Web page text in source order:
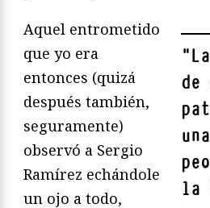
"
de
la
Aquel entrometido
que yo era
entonces (quizá
después también,
seguramente)
observó a Sergio
Ramírez echándole
un ojo a todo,